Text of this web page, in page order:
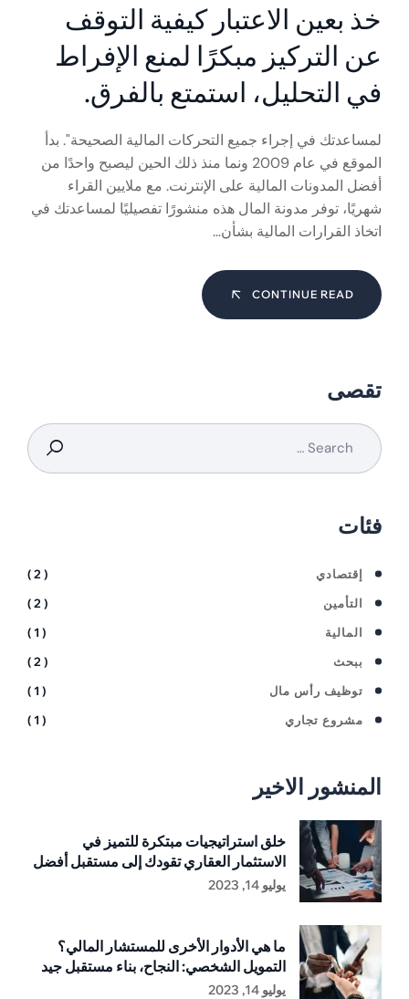
خذ بعين الاعتبار كيفية التوقف
عن التركيز مبكرًا لمنع الإفراط
في التحليل، استمتع بالفرق.
لمساعدتك في إجراء جميع التحركات المالية الصحيحة". بدأ
الموقع في عام 2009 ونما منذ ذلك الحين ليصبح واحدًا من
أفضل المدونات المالية على الإنترنت. مع ملايين القراء
شهريًا، توفر مدونة المال هذه منشورًا تفصيليًا لمساعدتك في
اتخاذ القرارات المالية بشأن…
CONTINUE READ
تقصى
فئات
إقتصادي
( 2 )
التأمين
( 2 )
المالية
( 1 )
ببحث
( 2 )
توظيف رأس مال
( 1 )
مشروع تجاري
( 1 )
المنشور الاخير
خلق استراتيجيات مبتكرة للتميز في
الاستثمار العقاري تقودك إلى مستقبل أفضل
يوليو 14, 2023
ما هي الأدوار الأخرى للمستشار المالي؟
التمويل الشخصي: النجاح، بناء مستقبل جيد
يوليو 14, 2023